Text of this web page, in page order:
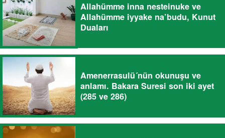
Allahümme inna nesteinuke ve
Allahümme iyyake na’budu, Kunut
Duaları
Amenerrasulü´nün okunuşu ve
anlamı. Bakara Suresi son iki ayet
(285 ve 286)